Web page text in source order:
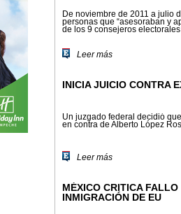
De noviembre de 2011 a julio
personas que “asesoraban y
de los 9 consejeros
Leer más
INICIA JUICIO CONTRA
Un juzgado federal decidió
en contra de Alberto López
Leer más
MÉXICO CRITICA FALLO
INMIGRACIÓN DE EU